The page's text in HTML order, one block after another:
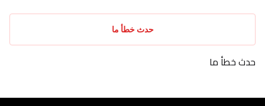
حدث خطأ ما
حدث خطأ ما